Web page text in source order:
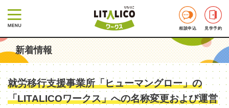
相談申込 見学予約
新着情報
就労移行支援事業所「ヒューマングロー」の
「LITALICOワークス」への名称変更および運営